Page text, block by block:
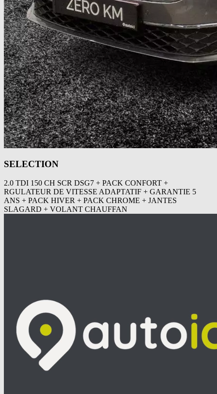
SELECTION
2.0 TDI 150 CH SCR DSG7 + PACK CONFORT +
RGULATEUR DE VITESSE ADAPTATIF + GARANTIE 5
ANS + PACK HIVER + PACK CHROME + JANTES
SLAGARD + VOLANT CHAUFFAN